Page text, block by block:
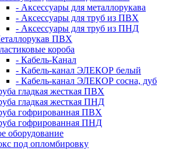
- Аксессуары для металлорукава
- Аксессуары для труб из ПВХ
- Аксессуары для труб из ПНД
ПВХ
короба
- Кабель-Канал
- Кабель-канал ЭЛЕКОР белый
- Кабель-канал ЭЛЕКОР сосна, дуб
гладкая жесткая ПВХ
гладкая жесткая ПНД
гофрированная ПВХ
гофрированная ПНД
оборудование
под опломбировку